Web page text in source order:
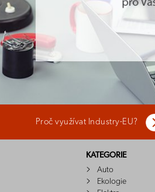
Proč využívat Industry-EU?
KATEGORIE
Auto
Ekologie